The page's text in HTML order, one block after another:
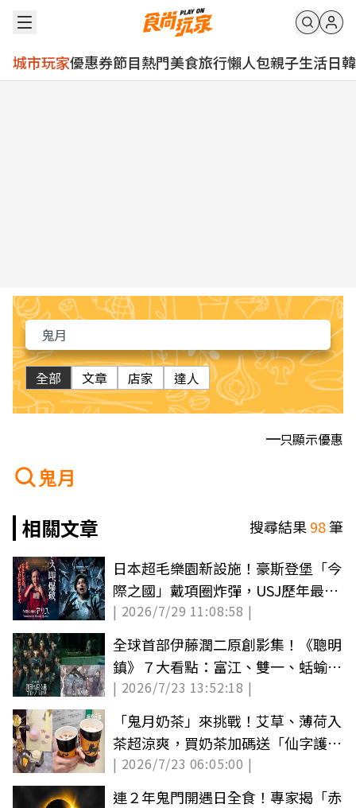
城市玩家優惠券節目熱門美食旅行懶人包親子生活日韓
全部 文章 店家 達人
只顯示優惠
鬼月
相關文章
搜尋結果98筆
日本超毛樂園新設施！豪斯登堡「今
際之國」戴項圈炸彈，USJ歷年最多
殭屍出籠
| 2026/7/29 11:08:58 |
全球首部伊藤潤二原創影集！《聰明
鎮》７大看點：富江、雙一、蛞蝓少
女真人化
| 2026/7/23 13:52:18 |
「鬼月奶茶」來挑戰！艾草、薄荷入
茶超涼爽，買奶茶加碼送「仙字護身
符」
| 2026/7/23 06:05:00 |
連２年鬼門開遇日全食！專家揭「赤